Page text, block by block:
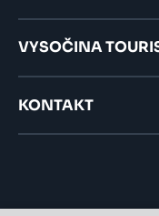
VYSOČINA
KONTAKT